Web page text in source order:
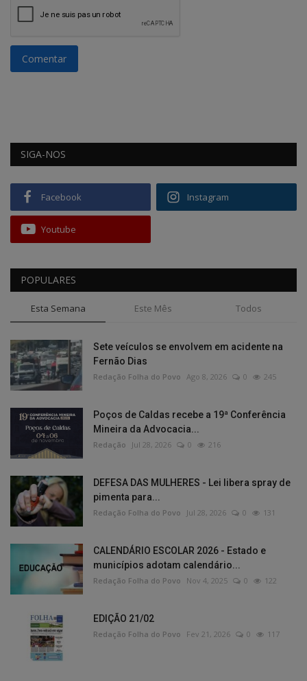
Comentar
SIGA-NOS
Facebook Instagram
Youtube
POPULARES
Esta Semana Este Mês Todos
Sete veículos se envolvem em acidente na
Fernão Dias
Redação Folha do Povo Ago 8, 2026 0 245
Poços de Caldas recebe a 19ª Conferência
Mineira da Advocacia...
Redação Jul 28, 2026 0 216
DEFESA DAS MULHERES - Lei libera spray de
pimenta para...
Redação Folha do Povo Jul 28, 2026 0 131
CALENDÁRIO ESCOLAR 2026 - Estado e
municípios adotam calendário...
Redação Folha do Povo Nov 4, 2025 0 122
EDIÇÃO 21/02
Redação Folha do Povo Fev 21, 2026 0 117